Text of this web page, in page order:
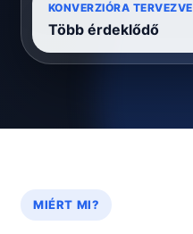
KONVERZIÓRA TERVEZVE
Több érdeklődő
MIÉRT MI?